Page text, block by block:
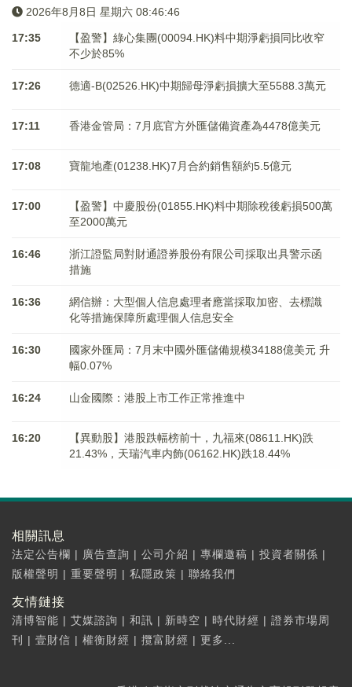
2026年8月8日 星期六 08:46:47
17:35
【盈警】綠心集團(00094.HK)料中期淨虧損同比收窄
不少於85%
17:26 德適-B(02526.HK)中期歸母淨虧損擴大至5588.3萬元
17:11 香港金管局：7月底官方外匯儲備資產為4478億美元
17:08 寶龍地產(01238.HK)7月合約銷售額約5.5億元
17:00
【盈警】中慶股份(01855.HK)料中期除稅後虧損500萬
至2000萬元
16:46
浙江證監局對財通證券股份有限公司採取出具警示函
措施
16:36
網信辦：大型個人信息處理者應當採取加密、去標識
化等措施保障所處理個人信息安全
16:30
國家外匯局：7月末中國外匯儲備規模34188億美元 升
幅0.07%
16:24 山金國際：港股上市工作正常推進中
16:20
【異動股】港股跌幅榜前十，九福來(08611.HK)跌
21.43%，天瑞汽車内飾(06162.HK)跌18.44%
相關訊息
法定公告欄 | 廣告查詢 | 公司介紹 | 專欄邀稿 | 投資者關係 |
版權聲明 | 重要聲明 | 私隱政策 | 聯絡我們
友情鏈接
清博智能 | 艾媒諮詢 | 和訊 | 新時空 | 時代財經 | 證券市場周
刊
| 壹財信 | 權衡財經 | 攬富財經 | 更多...